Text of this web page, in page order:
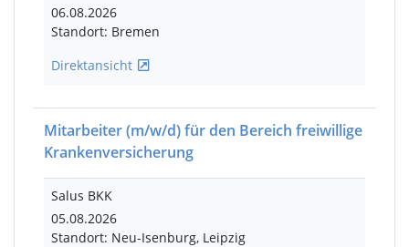
06.08.2026
Standort: Bremen
Direktansicht
Mitarbeiter(m/w/d)für den Bereich freiwillige
Krankenversicherung
Salus BKK
05.08.2026
Standort: Neu-Isenburg, Leipzig